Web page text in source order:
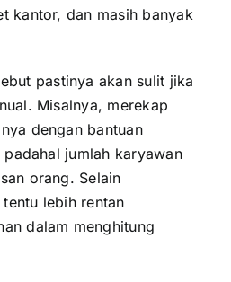
kantor, dan masih banyak
pastinya akan sulit jika
Misalnya, merekap
dengan bantuan
padahal jumlah karyawan
orang. Selain
lebih rentan
dalam menghitung